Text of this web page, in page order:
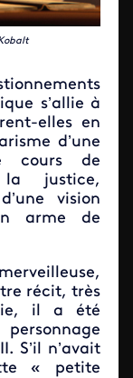
s’allie à
elles en
d’une
cours de
justice,
vision
arme de
récit, très
il a été
S’il n’avait
« petite